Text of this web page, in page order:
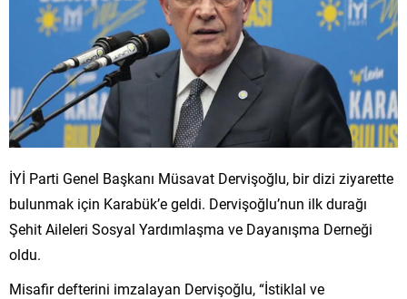
İYİ Parti Genel Başkanı Müsavat Dervişoğlu, bir dizi ziyarette
bulunmak için Karabük’e geldi. Dervişoğlu’nun ilk durağı
Şehit Aileleri Sosyal Yardımlaşma ve Dayanışma Derneği
oldu.
Misafir defterini imzalayan Dervişoğlu, “İstiklal ve